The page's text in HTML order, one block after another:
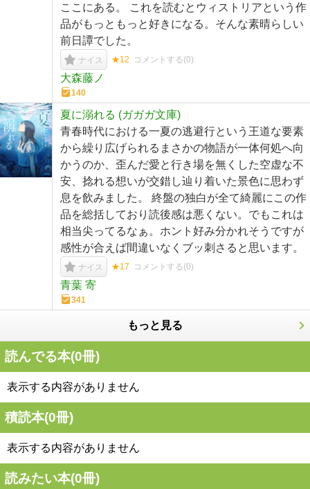
ここにある。 これを読むとウィストリアという作
品がもっともっと好きになる。そんな素晴らしい
前日譚でした。
ナイス ★12 コメントする(0)
大森藤ノ
140
夏に溺れる (ガガガ文庫)
青春時代における一夏の逃避行という王道な要素
から繰り広げられるまさかの物語が一体何処へ向
かうのか、歪んだ愛と行き場を無くした空虚な不
安、捻れる想いが交錯し辿り着いた景色に思わず
息を飲みました。 終盤の独白が全て綺麗にこの作
品を総括しており読後感は悪くない。でもこれは
相当尖ってるなぁ。ホント好み分かれそうですが
感性が合えば間違いなくブッ刺さると思います。
ナイス ★17 コメントする(0)
青葉 寄
341
もっと見る
読んでる本(0冊)
表示する内容がありません
積読本(0冊)
表示する内容がありません
読みたい本(0冊)